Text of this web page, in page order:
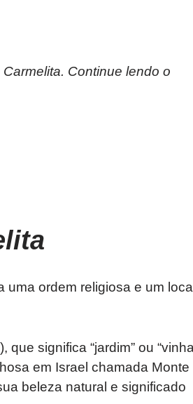
Continue lendo o
ordem religiosa e um local
em Israel chamada Monte
beleza natural e significado